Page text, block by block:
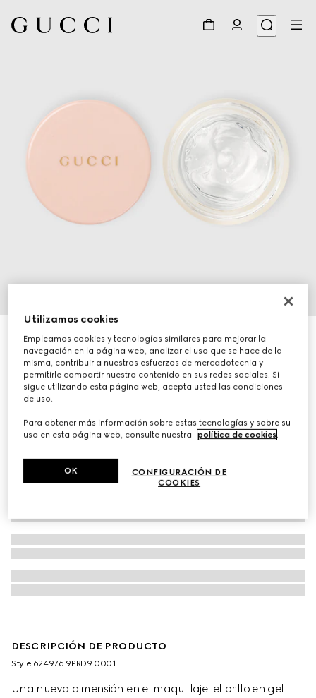
Brillo facial Éclat De Beauté Effet Lumière
€ 33
DESCRIPCIÓN DE PRODUCTO
Style ‎624976 9PRD9 0001
Una nueva dimensión en el maquillaje: el brillo en gel
Utilizamos cookies
Empleamos cookies y tecnologías similares para mejorar la
navegación en la página web, analizar el uso que se hace de la
misma, contribuir a nuestros esfuerzos de mercadotecnia y
permitirle compartir nuestro contenido en sus redes sociales. Si
sigue utilizando esta página web, acepta usted las condiciones
de uso.
Para obtener más información sobre estas tecnologías y sobre su
uso en esta página web, consulte nuestra
política de cookies.
CONFIGURACIÓN DE
COOKIES
OK